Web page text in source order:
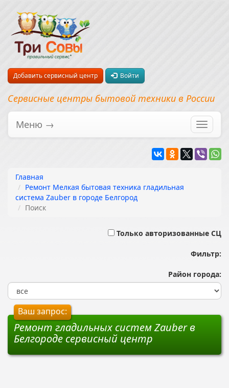
Добавить сервисный центр Войти
Сервисные центры бытовой техники в России
Меню →
Главная
Ремонт Мелкая бытовая техника гладильная
система Zauber в городе Белгород
Поиск
Только авторизованные СЦ
Фильтр:
Район города:
Ваш запрос:
Ремонт гладильных систем Zauber в
Белгороде сервисный центр